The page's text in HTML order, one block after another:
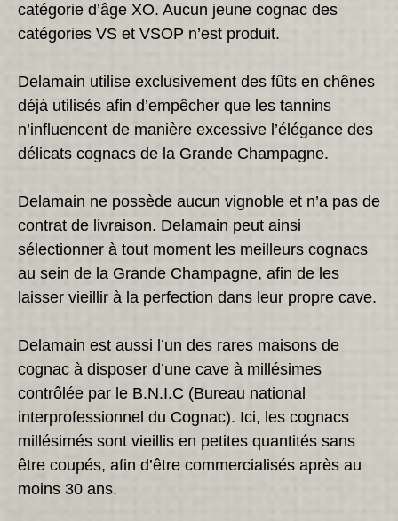
catégorie d’âge XO. Aucun jeune cognac des
catégories VS et VSOP n’est produit.
Delamain utilise exclusivement des fûts en chênes
déjà utilisés afin d’empêcher que les tannins
n’influencent de manière excessive l’élégance des
délicats cognacs de la Grande Champagne.
Delamain ne possède aucun vignoble et n’a pas de
contrat de livraison. Delamain peut ainsi
sélectionner à tout moment les meilleurs cognacs
au sein de la Grande Champagne, afin de les
laisser vieillir à la perfection dans leur propre cave.
Delamain est aussi l’un des rares maisons de
cognac à disposer d’une cave à millésimes
contrôlée par le B.N.I.C (Bureau national
interprofessionnel du Cognac). Ici, les cognacs
millésimés sont vieillis en petites quantités sans
être coupés, afin d’être commercialisés après au
moins 30 ans.